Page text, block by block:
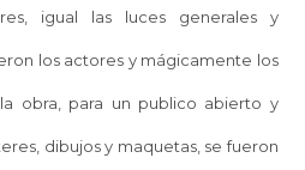
igual las luces generales y
los actores y mágicamente los
obra, para un publico abierto y
dibujos y maquetas, se fueron